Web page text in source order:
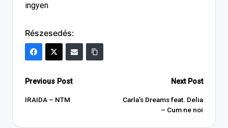
ingyen
Részesedés:
Post
navigation
Previous Post
IRAIDA – NTM
Next Post
Carla’s Dreams feat. Delia
– Cum ne noi